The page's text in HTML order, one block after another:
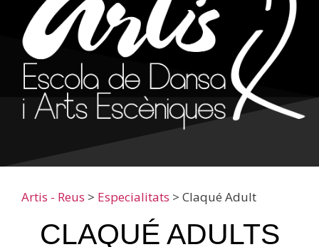
Artis - Reus > Especialitats > Claqué Adult
CLAQUÉ ADULTS